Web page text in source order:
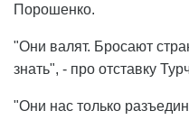
Порошенко.
"Они валят. Бросают
знать", - про отставку
"Они нас только